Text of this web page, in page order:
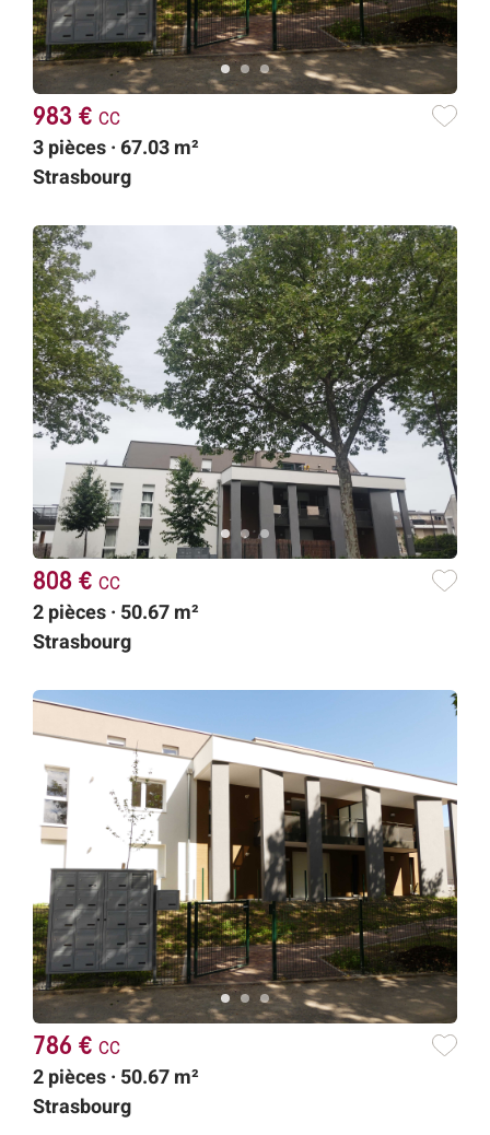
983 € cc
3 pièces · 67.03 m²
Strasbourg
808 € cc
2 pièces · 50.67 m²
Strasbourg
786 € cc
2 pièces · 50.67 m²
Strasbourg